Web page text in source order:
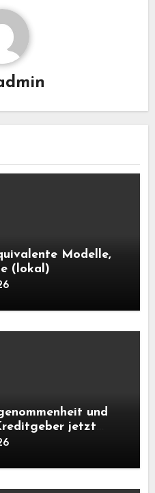
Modelle,
(lokal)
und
jetzt